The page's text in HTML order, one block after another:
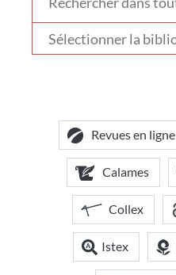
votre
bibliothèque
Revues en ligne
Calames
Collex
Istex